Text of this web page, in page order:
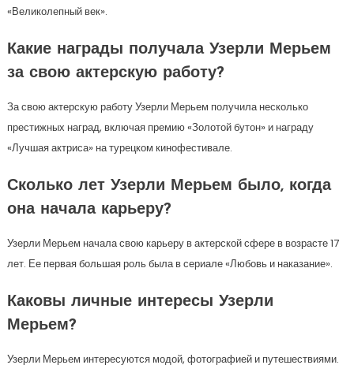
«Великолепный век».
Какие награды получала Узерли Мерьем
за свою актерскую работу?
За свою актерскую работу Узерли Мерьем получила несколько
престижных наград, включая премию «Золотой бутон» и награду
«Лучшая актриса» на турецком кинофестивале.
Сколько лет Узерли Мерьем было, когда
она начала карьеру?
Узерли Мерьем начала свою карьеру в актерской сфере в возрасте 17
лет. Ее первая большая роль была в сериале «Любовь и наказание».
Каковы личные интересы Узерли
Мерьем?
Узерли Мерьем интересуются модой, фотографией и путешествиями.